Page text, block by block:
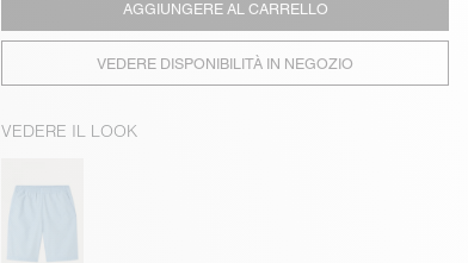
AGGIUNGERE AL CARRELLO
VEDERE DISPONIBILITÀ IN NEGOZIO
VEDERE IL LOOK